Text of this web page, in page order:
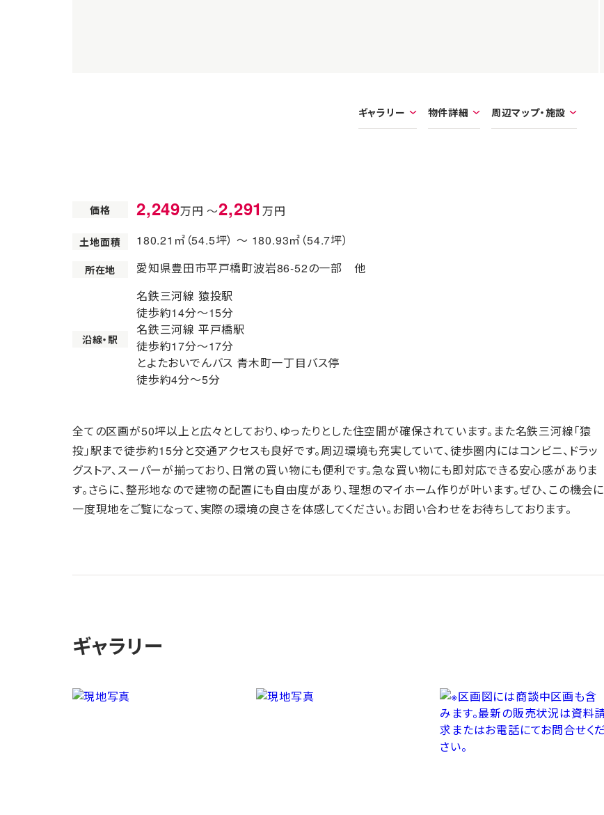
ギャラリー 物件詳細 周辺マップ・施設
価格 2,249万円 〜2,291万円
土地面積 180.21㎡（54.5坪） 〜 180.93㎡（54.7坪）
所在地 愛知県豊田市平戸橋町波岩86-52の一部 他
沿線・駅
名鉄三河線 猿投駅
徒歩約14分〜15分
名鉄三河線 平戸橋駅
徒歩約17分〜17分
とよたおいでんバス 青木町一丁目バス停
徒歩約4分〜5分
全ての区画が50坪以上と広々としており、ゆったりとした住空間が確保されています。また名鉄三河線「猿
投」駅まで徒歩約15分と交通アクセスも良好です。周辺環境も充実していて、徒歩圏内にはコンビニ、ドラッ
グストア、スーパーが揃っており、日常の買い物にも便利です。急な買い物にも即対応できる安心感がありま
す。さらに、整形地なので建物の配置にも自由度があり、理想のマイホーム作りが叶います。ぜひ、この機会に
一度現地をご覧になって、実際の環境の良さを体感してください。お問い合わせをお待ちしております。
ギャラリー